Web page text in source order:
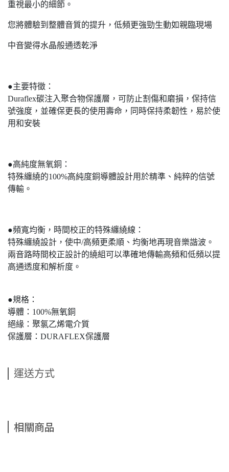
重視最小的細節。
您將體驗到整體音質的提升，低頻更強勁生動如親臨現場
中音變得水晶般通透乾淨
●主要特徵：
Duraflex碳注入聚合物保護層，可防止割傷和磨損，保持信
號強度，並確保更長的使用壽命，同時保持柔韌性，易於使
用和安裝
●高純度無氧銅：
特殊纏繞的100%高純度銅導體設計用於精準、純粹的信號
傳輸。
●頻寬均衡，時間校正的特殊纏繞線：
特殊纏繞設計，使中/高頻更柔順、均衡地再現音樂諧波。
兩音路時間校正設計的繞組可以準確地傳輸高頻和低頻以提
高通透度和解析度。
●規格：
導體：100%無氧銅
絕緣：聚氯乙烯電介質
保護層：DURAFLEX保護層
運送方式
相關商品